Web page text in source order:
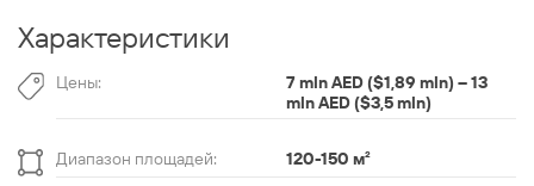
Характеристики
Цены:
7 mln AED ($1,89 mln) – 13
mln AED ($3,5 mln)
Диапазон площадей: 120-150 м²